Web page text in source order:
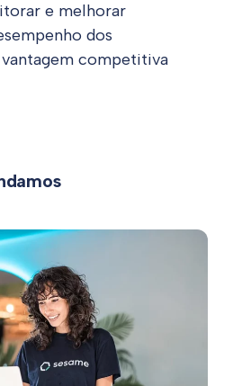
e melhorar
dos
competitiva